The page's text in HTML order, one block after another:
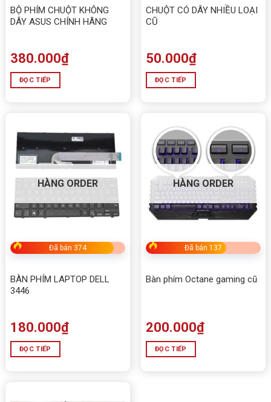
BỘ PHÍM CHUỘT KHÔNG
DÂY ASUS CHÍNH HÃNG
380.000₫
ĐỌC TIẾP
CHUỘT CÓ DÂY NHIỀU LOẠI
CŨ
50.000₫
ĐỌC TIẾP
HÀNG ORDER
Đã bán 374
BÀN PHÍM LAPTOP DELL
3446
180.000₫
ĐỌC TIẾP
HÀNG ORDER
Đã bán 137
Bàn phím Octane gaming cũ
200.000₫
ĐỌC TIẾP